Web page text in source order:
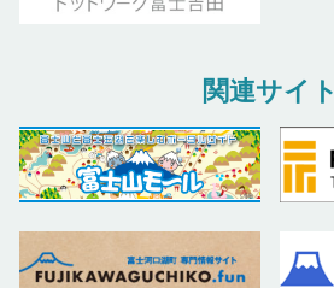
関連サイト